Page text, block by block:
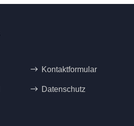
Kontaktformular
Datenschutz